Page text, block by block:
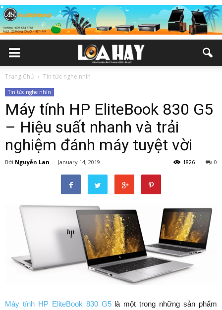
Trang Chủ Tin tức nghe nhìn
Tin tức nghe nhìn
Máy tính HP EliteBook 830 G5
– Hiệu suất nhanh và trải
nghiệm đánh máy tuyệt vời
Bởi Nguyễn Lan - January 14, 2019 0
1826
Máy tính HP EliteBook 830 G5là một trong những sản phẩm